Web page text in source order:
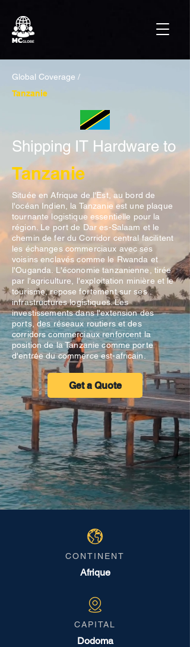
Global Coverage /
Tanzanie
Shipping IT Hardware to
Tanzanie
Située en Afrique de l'Est, au bord de
l'océan Indien, la Tanzanie est une plaque
tournante logistique essentielle pour la
région. Le port de Dar es-Salaam et le
chemin de fer du Corridor central facilitent
les échanges commerciaux avec ses
voisins enclavés comme le Rwanda et
l'Ouganda. L'économie tanzanienne, tirée
par l'agriculture, l'exploitation minière et le
tourisme, repose fortement sur ses
infrastructures logistiques. Les
investissements dans l'extension des
ports, des réseaux routiers et des
corridors commerciaux renforcent la
position de la Tanzanie comme porte
d'entrée du commerce est-africain.
Get a Quote
CONTINENT
Afrique
CAPITAL
Dodoma